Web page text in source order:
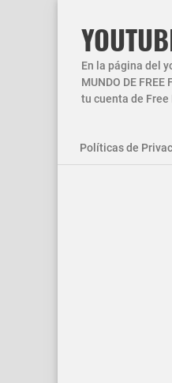
En la página del
MUNDO DE
tu cuenta de Free
Políticas de